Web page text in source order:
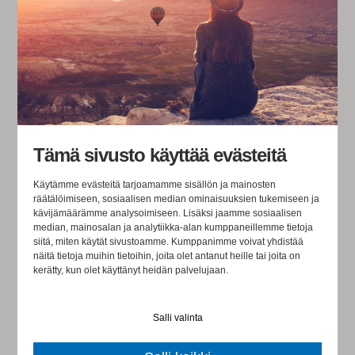
Tämä sivusto käyttää evästeitä
Käytämme evästeitä tarjoamamme sisällön ja mainosten
räätälöimiseen, sosiaalisen median ominaisuuksien tukemiseen ja
kävijämäärämme analysoimiseen. Lisäksi jaamme sosiaalisen
median, mainosalan ja analytiikka-alan kumppaneillemme tietoja
siitä, miten käytät sivustoamme. Kumppanimme voivat yhdistää
näitä tietoja muihin tietoihin, joita olet antanut heille tai joita on
kerätty, kun olet käyttänyt heidän palvelujaan.
Salli valinta
Työpajoissa tunnusteltiin ja jäsennettiin eri
ratkaisuvaihtoehtoja ja niiden seurauksia.
Välitehtävinä
tuotettiin lisää ehdotuksia, joita vedettiin yhteen ja
jatkokäsittelyyn taas seuraavaa työpajaa varten. Kaikki
kysymykset eivät olleet helppoja käsitellä, mutta
vaikeitakin kysymyksiä. Työpajoissa haettiin arvostavaa,
avointa, rehellistä, kuuntelevaa ja psykologisesti
turvallista työskentelyilmapiiriä. Se mahdollisti
laadukkaan keskustelun.
Mikä auttoi onnistumaan
- Se auttoi, että konsulttina olit meille ennestään tuttu ja